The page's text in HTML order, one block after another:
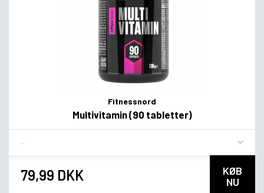
Fitnessnord
Multivitamin (90 tabletter)
79,99 DKK
KØB
NU